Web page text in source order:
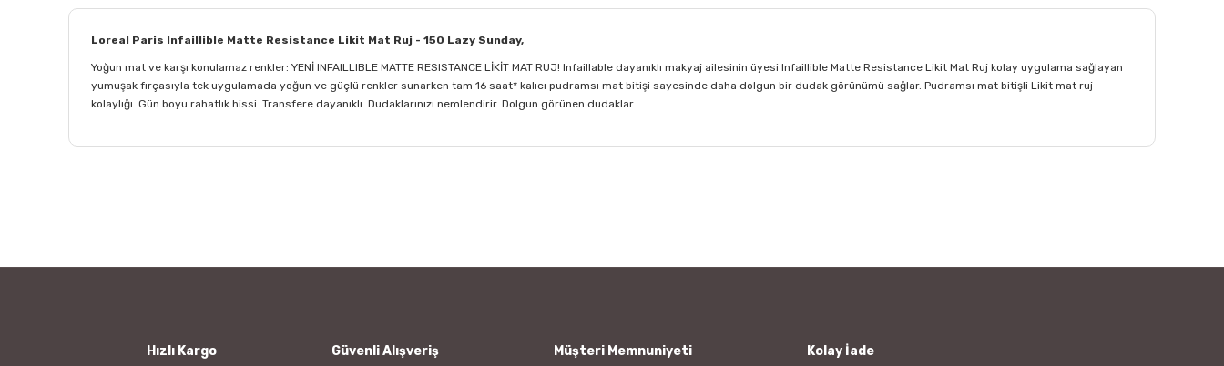
Loreal Paris Infaillible Matte Resistance Likit Mat Ruj - 150 Lazy Sunday,
Yoğun mat ve karşı konulamaz renkler: YENİ INFAILLIBLE MATTE RESISTANCE LİKİT MAT RUJ! Infaillable dayanıklı makyaj ailesinin üyesi Infaillible Matte Resistance Likit Mat Ruj kolay uygulama sağlayan
yumuşak fırçasıyla tek uygulamada yoğun ve güçlü renkler sunarken tam 16 saat* kalıcı pudramsı mat bitişi sayesinde daha dolgun bir dudak görünümü sağlar. Pudramsı mat bitişli Likit mat ruj
kolaylığı. Gün boyu rahatlık hissi. Transfere dayanıklı. Dudaklarınızı nemlendirir. Dolgun görünen dudaklar
Hızlı Kargo Güvenli Alışveriş Müşteri Memnuniyeti Kolay İade